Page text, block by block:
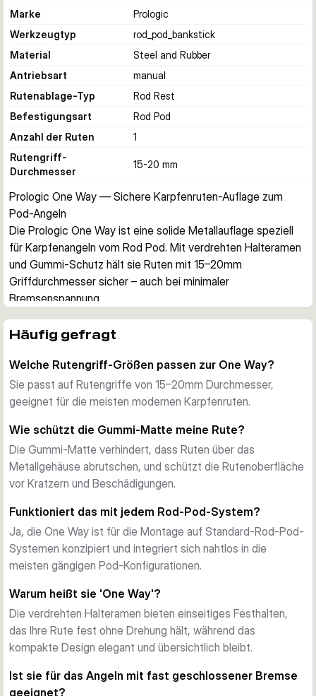
Marke
Prologic
Werkzeugtyp
rod_pod_bankstick
Material
Steel and Rubber
Antriebsart
manual
Rutenablage-Typ
Rod Rest
Befestigungsart
Rod Pod
Anzahl der Ruten
1
Rutengriff-
Durchmesser
15-20 mm
Prologic One Way — Sichere Karpfenruten-Auflage zum
Pod-Angeln
Die Prologic One Way ist eine solide Metallauflage speziell
für Karpfenangeln vom Rod Pod. Mit verdrehten Halteramen
und Gummi-Schutz hält sie Ruten mit 15–20mm
Griffdurchmesser sicher – auch bei minimaler
Bremsenspannung.
Das vollständige Metallgehäuse mit rutschfestem
Gummi-Matte verhindert Abrutschen und schützt wertvollen
Ruten vor Beschädigungen während langer Angeltrips.
Pod-Ready Design
elegantem Design. Passt sich nahtlos in Standard-Pod-
Setups ein, ohne viel Platz zu beanspruchen.
Positiver Halt
Verdrehte Halteramen sperren Ruten fest, ohne die
ermöglicht präzise Bremskontrolle – entscheidend beim
Zielangeln auf große Karpfen.
Häufig gefragt
Welche Rutengriff-Größen passen zur One Way?
Sie passt auf Rutengriffe von 15–20mm Durchmesser,
geeignet für die meisten modernen Karpfenruten.
Wie schützt die Gummi-Matte meine Rute?
Die Gummi-Matte verhindert, dass Ruten über das
Metallgehäuse abrutschen, und schützt die Rutenoberfläche
vor Kratzern und Beschädigungen.
Funktioniert das mit jedem Rod-Pod-System?
Ja, die One Way ist für die Montage auf Standard-Rod-Pod-
Systemen konzipiert und integriert sich nahtlos in die
meisten gängigen Pod-Konfigurationen.
Warum heißt sie 'One Way'?
Die verdrehten Halteramen bieten einseitiges Festhalten,
das Ihre Rute fest ohne Drehung hält, während das
kompakte Design elegant und übersichtlich bleibt.
Ist sie für das Angeln mit fast geschlossener Bremse
geeignet?